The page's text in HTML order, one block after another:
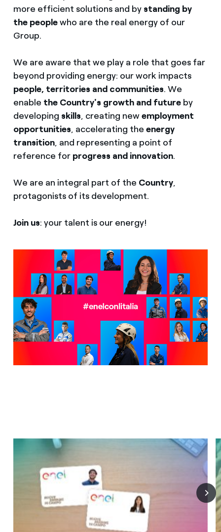
more efficient solutions and by standing by
the peoplewho are the real energy of our
Group.
We are aware that we play a role that goes far
beyond providing energy: our work impacts
people, territories and communities. We
enable the Country's growth and futureby
developing skills, creating newemployment
opportunities, accelerating the energy
transition, and representing a point of
reference for progress and innovation.
We are an integral part of the Country,
protagonists of its development.
Join us: your talent is our energy!